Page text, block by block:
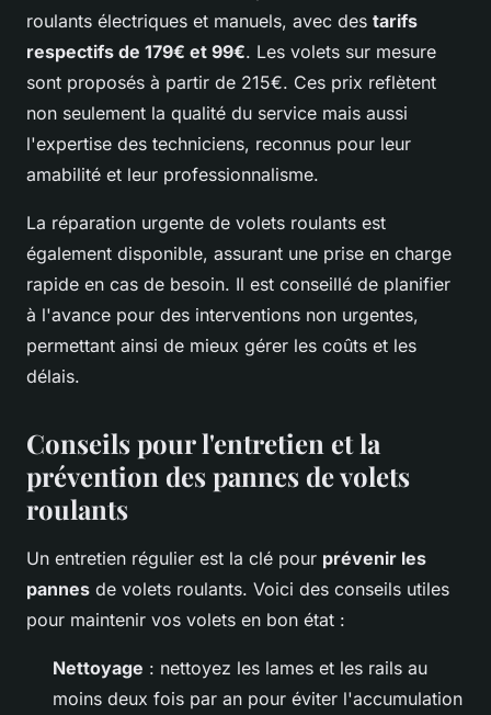
roulants électriques et manuels, avec des tarifs
respectifs de 179€ et 99€. Les volets sur mesure
sont proposés à partir de 215€. Ces prix reflètent
non seulement la qualité du service mais aussi
l'expertise des techniciens, reconnus pour leur
amabilité et leur professionnalisme.
La réparation urgente de volets roulants est
également disponible, assurant une prise en charge
rapide en cas de besoin. Il est conseillé de planifier
à l'avance pour des interventions non urgentes,
permettant ainsi de mieux gérer les coûts et les
délais.
Conseils pour l'entretien et la
prévention des pannes de volets
roulants
Un entretien régulier est la clé pour prévenir les
pannes de volets roulants. Voici des conseils utiles
pour maintenir vos volets en bon état :
Nettoyage : nettoyez les lames et les rails au
moins deux fois par an pour éviter l'accumulation